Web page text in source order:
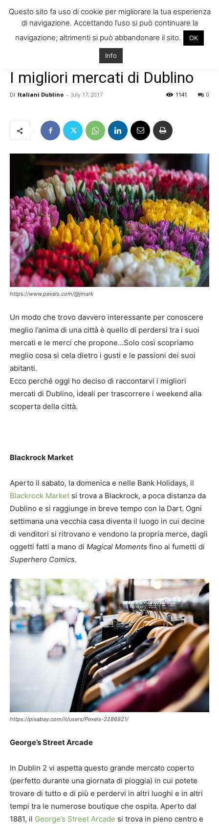
I migliori mercati di Dublino
Di Italiani Dublino - July 17, 2017 0
1141
https://www.pexels.com/@jmark
Un modo che trovo davvero interessante per conoscere
meglio l’anima di una città è quello di perdersi tra i suoi
mercati e le merci che propone…Solo così scopriamo
meglio cosa si cela dietro i gusti e le passioni dei suoi
abitanti.
Ecco perché oggi ho deciso di raccontarvi i migliori
mercati di Dublino, ideali per trascorrere i weekend alla
scoperta della città.
Blackrock Market
Aperto il sabato, la domenica e nelle Bank Holidays, il
Blackrock Market si trova a Blackrock, a poca distanza da
Dublino e si raggiunge in breve tempo con la Dart. Ogni
settimana una vecchia casa diventa il luogo in cui decine
di venditori si ritrovano e vendono la propria merce, dagli
oggetti fatti a mano di Magical Moments fino ai fumetti di
Superhero Comics.
https://pixabay.com/it/users/Pexels-2286921/
George’s Street Arcade
In Dublin 2 vi aspetta questo grande mercato coperto
(perfetto durante una giornata di pioggia) in cui potete
trovare di tutto e di più e perdervi in altri luoghi e in altri
tempi tra le numerose boutique che ospita. Aperto dal
1881, il George’s Street Arcade si trova in pieno centro e
Questo sito fa uso di cookie per migliorare la tua esperienza
di navigazione. Accettando l’uso si può continuare la
navigazione; altrimenti si può abbandonare il sito.
OK
Info